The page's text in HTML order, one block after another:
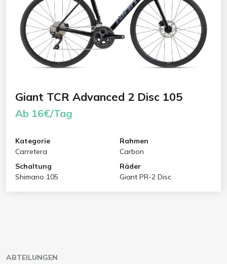
Giant TCR Advanced 2 Disc 105
Ab 16€/Tag
Kategorie
Carretera
Rahmen
Carbon
Schaltung
Shimano 105
Räder
Giant PR-2 Disc
ABTEILUNGEN